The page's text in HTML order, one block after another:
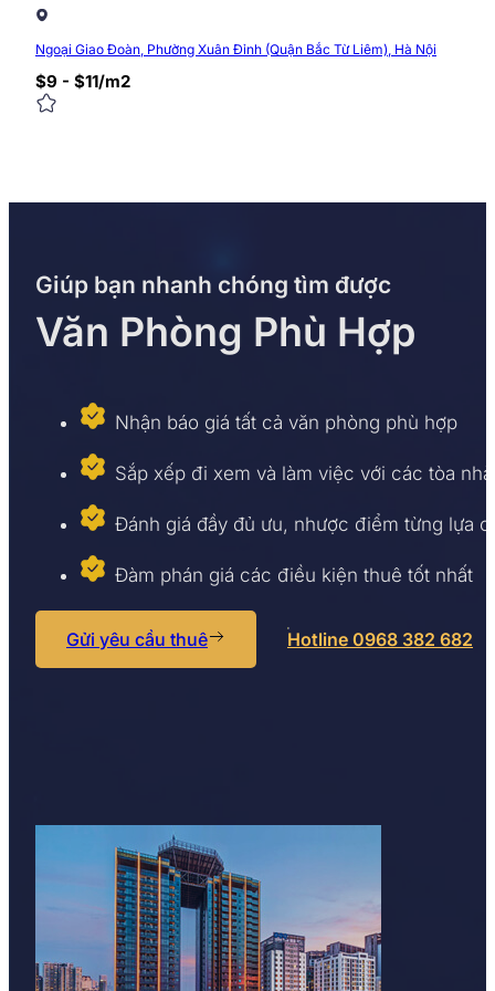
0/5 (0 Reviews)
Ngoại Giao Đoàn, Phường Xuân Đỉnh (Quận Bắc Từ Liêm), Hà Nội
$9 - $11/m2
Giúp bạn nhanh chóng tìm được
Văn Phòng Phù Hợp
Nhận báo giá tất cả văn phòng phù hợp
Sắp xếp đi xem và làm việc với các tòa nhà
Đánh giá đầy đủ ưu, nhược điểm từng lựa
Đàm phán giá các điều kiện thuê tốt nhất
Gửi yêu cầu thuê Hotline 0968 382 682